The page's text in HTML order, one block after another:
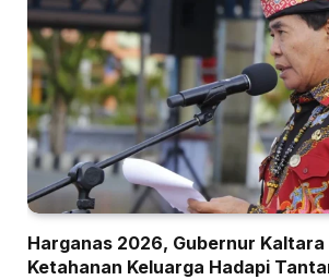
Harganas 2026, Gubernur Kaltara
Ketahanan Keluarga Hadapi